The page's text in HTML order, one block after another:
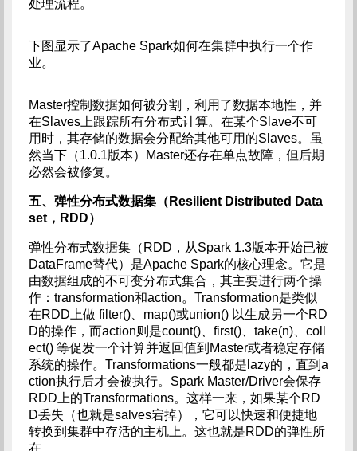
处理流程。
下图显示了Apache Spark如何在集群中执行一个作
业。
Master控制数据如何被分割，利用了数据本地性，并
在Slaves上跟踪所有分布式计算。在某个Slave不可
用时，其存储的数据会分配给其他可用的Slaves。虽
然当下（1.0.1版本）Master还存在单点故障，但后期
必然会被修复。
五、弹性分布式数据集（Resilient Distributed Data
set，RDD）
弹性分布式数据集（RDD，从Spark 1.3版本开始已被
DataFrame替代）是Apache Spark的核心理念。它是
由数据组成的不可变分布式集合，其主要进行两个操
作：transformation和action。Transformation是类似
在RDD上做 filter()、map()或union() 以生成另一个RD
D的操作，而action则是count()、first()、take(n)、coll
ect() 等促发一个计算并返回值到Master或者稳定存储
系统的操作。Transformations一般都是lazy的，直到a
ction执行后才会被执行。Spark Master/Driver会保存
RDD上的Transformations。这样一来，如果某个RD
D丢失（也就是salves宕掉），它可以快速和便捷地
转换到集群中存活的主机上。这也就是RDD的弹性所
在。